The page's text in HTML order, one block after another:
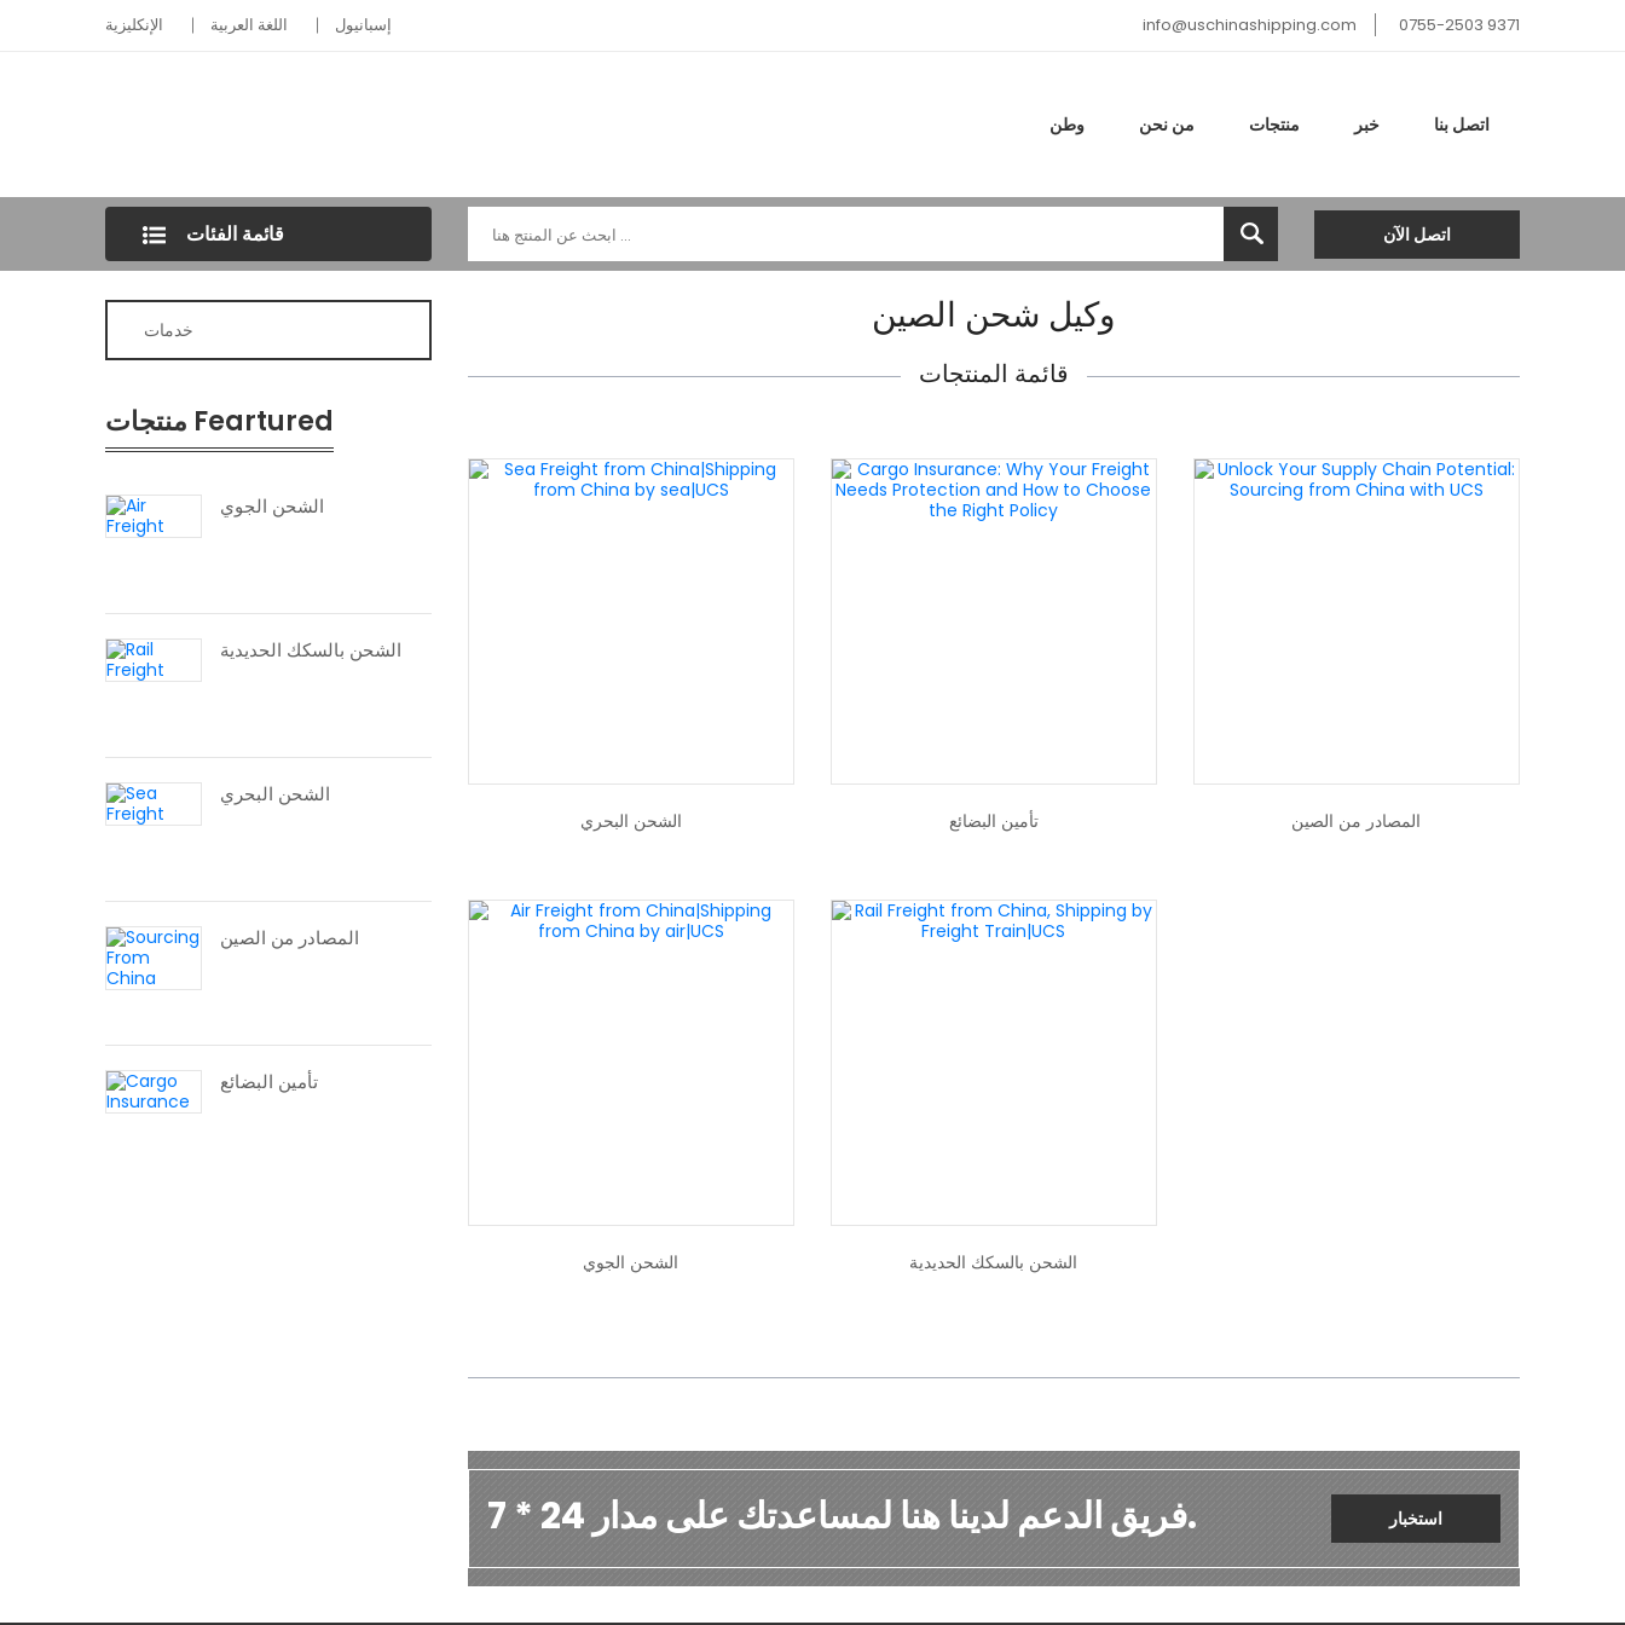
الإنكليزية اللغة العربية إسبانيول info@uschinashipping.com 0755-2503 9371
وطن من نحن منتجات خبر اتصل بنا
قائمة الفئات اتصل الآن
خدمات
منتجات Feartured
الشحن الجوي
الشحن بالسكك الحديدية
الشحن البحري
المصادر من الصين
تأمين البضائع
وكيل شحن الصين
قائمة المنتجات
الشحن البحري تأمين البضائع المصادر من الصين
الشحن الجوي الشحن بالسكك الحديدية
فريق الدعم لدينا هنا لمساعدتك على مدار 24 * 7. استخبار